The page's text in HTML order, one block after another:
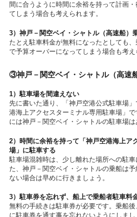
間に合うように時間に余裕を持って計画
てしまう場合も考えられます。
3）神戸－関空ベイ・シャトル（高速船）
たとえ駐車料金が無料になったとしても
で予算オーバーになってしまう場合も考え
③神戸－関空ベイ・シャトル（高速
1）駐車場を間違えない
先に書いた通り、「神戸空港公式駐車場
港海上アクセスターミナル専用駐車場」
には神戸－関空ベイ・シャトルの駐車場は
2）時間に余裕を持って「神戸空港海上ア
場」に駐車する
駐車場混雑時は、少し離れた場所への駐
た、神戸－関空ベイ・シャトルの乗船は
ない場合は早めに行きましょう。
3）駐車券を忘れず、船上で乗船者駐車料
無料の手続きは駐車券が必要です。乗船後
に駐車券を通す事を忘れないようにしまし